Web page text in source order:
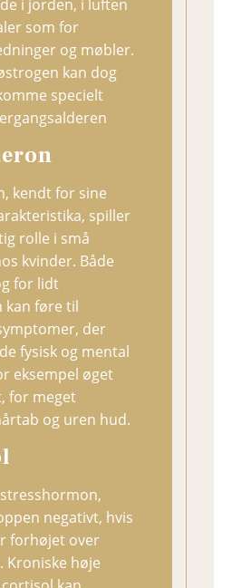
i jorden, i luften
som for
og møbler.
kan dog
specielt
kendt for sine
spiller
rolle i små
kvinder. Både
for lidt
føre til
der
fysisk og mental
eksempel øget
for meget
og uren hud.
negativt, hvis
forhøjet over
høje